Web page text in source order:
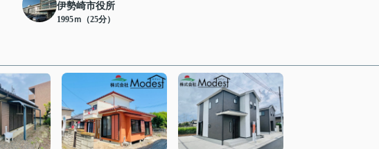
伊勢崎市役所
1995ｍ（25分）